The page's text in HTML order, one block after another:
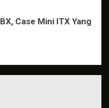
Case Mini ITX Yang